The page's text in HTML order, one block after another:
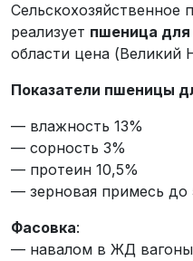
Сельскохозяйственное
реализует пшеница для
области цена (Великий
Показатели пшеницы
— влажность 13%
— сорность 3%
— протеин 10,5%
— зерновая примесь до
Фасовка:
— навалом в ЖД вагоны